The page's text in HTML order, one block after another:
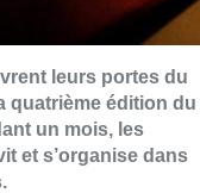
leurs portes du
quatrième édition du
un mois, les
et s’organise dans